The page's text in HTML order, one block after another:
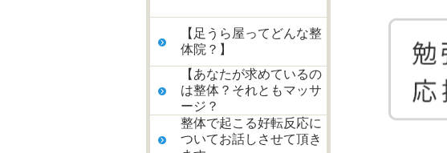
【足うら屋ってどんな整
体院？】
【あなたが求めているの
は整体？それともマッサ
ージ？
整体で起こる好転反応に
ついてお話しさせて頂き